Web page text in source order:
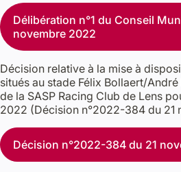
Délibération n°1 du Conseil
novembre 2022
Décision relative à la mise à
situés au stade Félix Bollaert/
de la SASP Racing Club de Lens
2022 (Décision n°2022-384 du 21
Décision n°2022-384 du 21